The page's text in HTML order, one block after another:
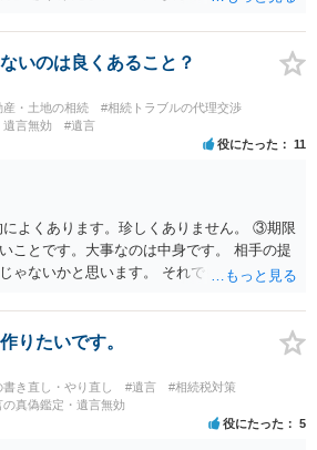
す（民法８９３条）。 弁護士に具体的な事
除」が可能か、実際に法律相談を受けるこ
いのは良くあること？
産・土地の相続
#相続トラブルの代理交渉
言無効 #遺言
役にたった 11
よくあります。珍しくありません。 ③期限
ことです。大事なのは中身です。 相手の提
ゃないかと思います。 それでもあなた有利
りたいです。
書き直し・やり直し #遺言
#相続税対策
の真偽鑑定・遺言無効
役にたった 5